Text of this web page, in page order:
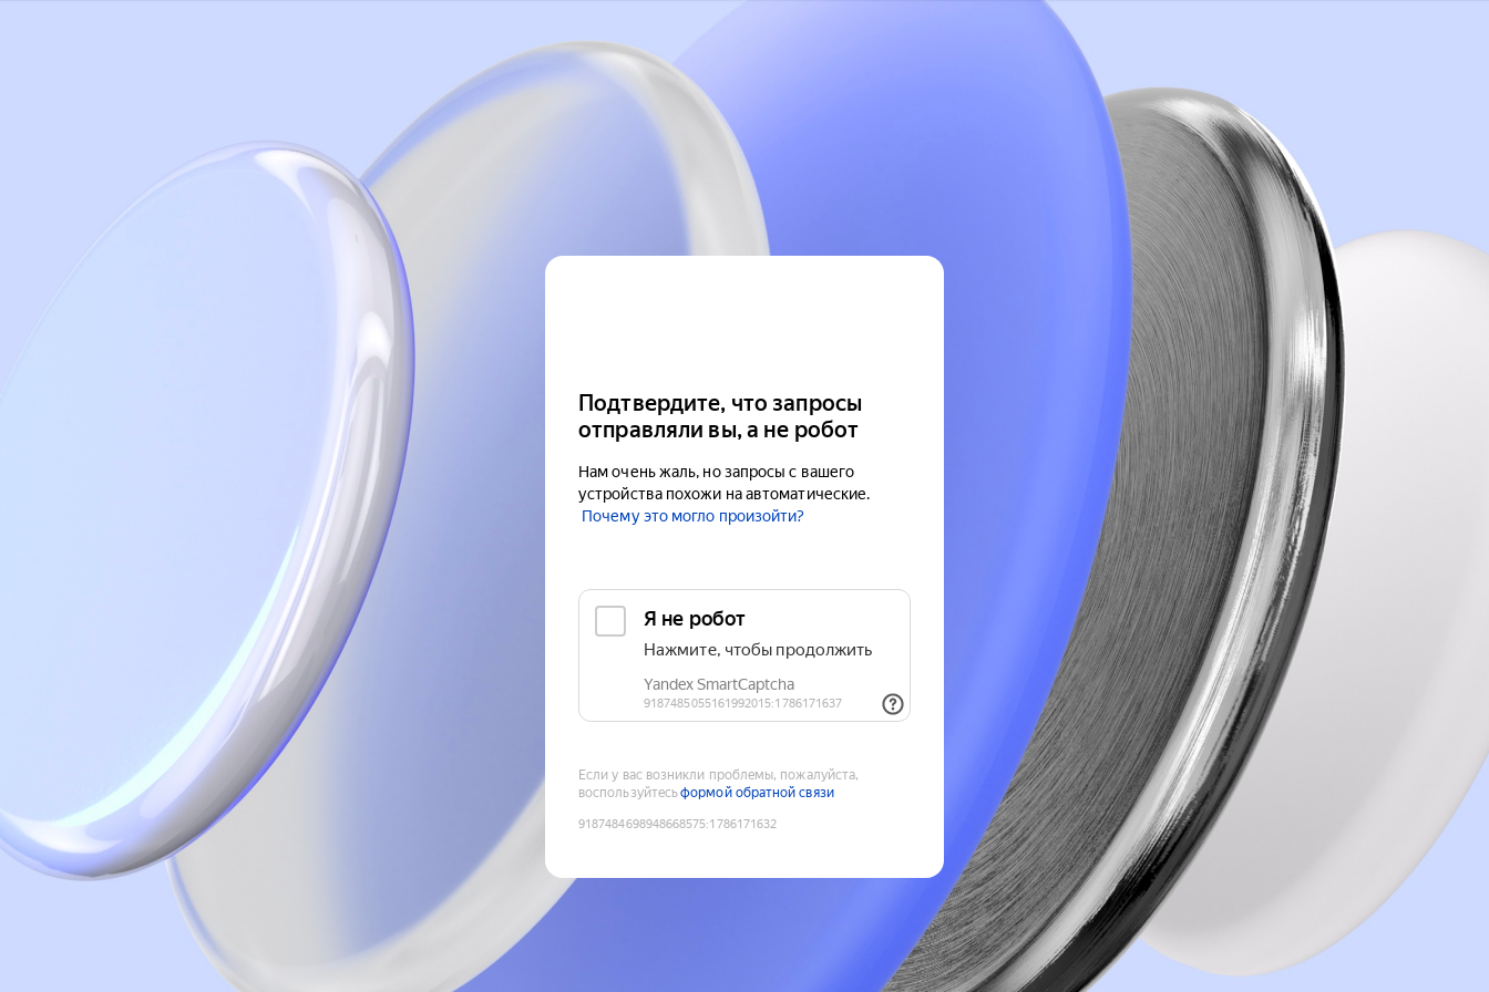
Подтвердите, что запросы
отправляли вы, а не робот
Нам очень жаль, но запросы с вашего
устройства похожи на автоматические.
Почему это могло произойти?
Если у вас возникли проблемы, пожалуйста,
воспользуйтесьформой обратной связи
9187484698948668575:1786171632